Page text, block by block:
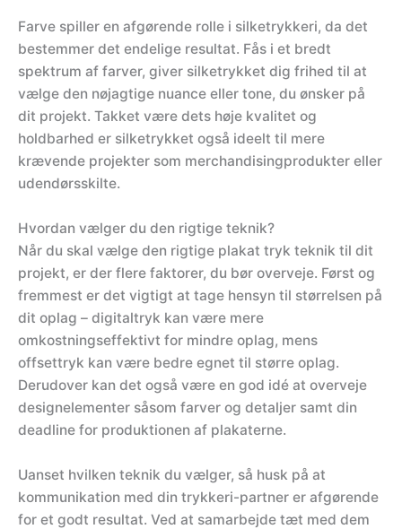
Farve spiller en afgørende rolle i silketrykkeri, da det
bestemmer det endelige resultat. Fås i et bredt
spektrum af farver, giver silketrykket dig frihed til at
vælge den nøjagtige nuance eller tone, du ønsker på
dit projekt. Takket være dets høje kvalitet og
holdbarhed er silketrykket også ideelt til mere
krævende projekter som merchandisingprodukter eller
udendørsskilte.
Hvordan vælger du den rigtige teknik?
Når du skal vælge den rigtige plakat tryk teknik til dit
projekt, er der flere faktorer, du bør overveje. Først og
fremmest er det vigtigt at tage hensyn til størrelsen på
dit oplag – digitaltryk kan være mere
omkostningseffektivt for mindre oplag, mens
offsettryk kan være bedre egnet til større oplag.
Derudover kan det også være en god idé at overveje
designelementer såsom farver og detaljer samt din
deadline for produktionen af plakaterne.
Uanset hvilken teknik du vælger, så husk på at
kommunikation med din trykkeri-partner er afgørende
for et godt resultat. Ved at samarbejde tæt med dem